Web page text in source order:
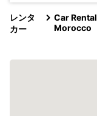
レンタ
カー
Car Rental
Morocco